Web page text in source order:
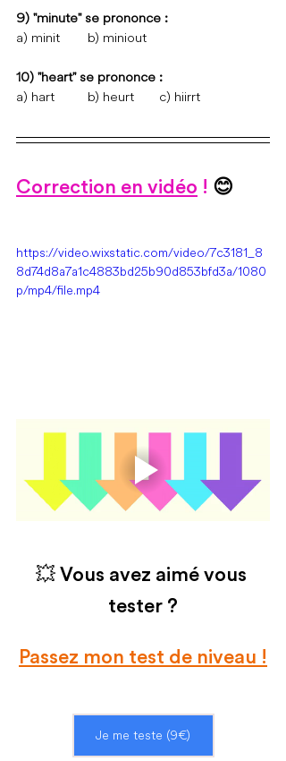
9) "minute" se prononce :
a) minit	b) miniout
10) "heart" se prononce :
a) hart	b) heurt	c) hiirrt
Correction en vidéo ! 😊
https://video.wixstatic.com/video/7c3181_8
8d74d8a7a1c4883bd25b90d853bfd3a/1080
p/mp4/file.mp4
💥 Vous avez aimé vous
tester ?
Passez mon test de niveau !
Je me teste (9€)